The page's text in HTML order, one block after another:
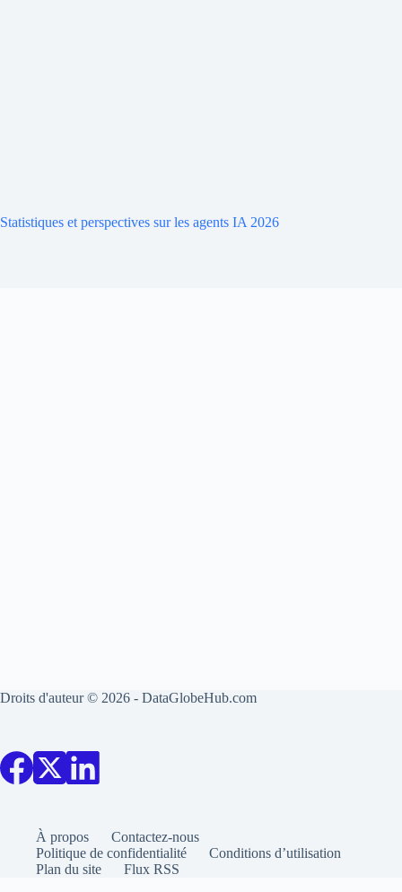
Statistiques et perspectives sur les agents IA 2026
Droits d'auteur © 2026 - DataGlobeHub.com
À propos
Contactez-nous
Politique de confidentialité
Conditions d’utilisation
Plan du site
Flux RSS